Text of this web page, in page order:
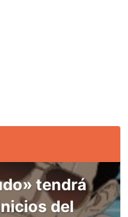
tendrá
del